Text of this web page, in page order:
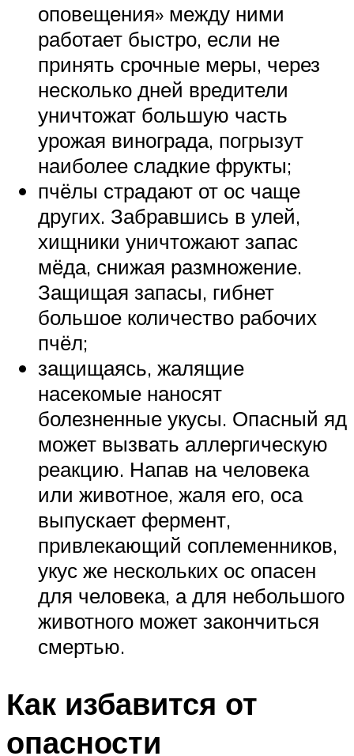
оповещения» между ними
работает быстро, если не
принять срочные меры, через
несколько дней вредители
уничтожат большую часть
урожая винограда, погрызут
наиболее сладкие фрукты;
пчёлы страдают от ос чаще
других. Забравшись в улей,
хищники уничтожают запас
мёда, снижая размножение.
Защищая запасы, гибнет
большое количество рабочих
пчёл;
защищаясь, жалящие
насекомые наносят
болезненные укусы. Опасный яд
может вызвать аллергическую
реакцию. Напав на человека
или животное, жаля его, оса
выпускает фермент,
привлекающий соплеменников,
укус же нескольких ос опасен
для человека, а для небольшого
животного может закончиться
смертью.
Как избавится от
опасности